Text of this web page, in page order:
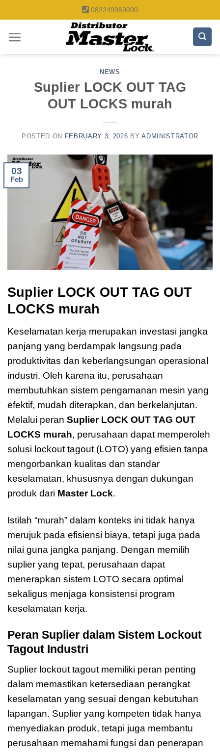
to
content
082249969090
NEWS
Suplier LOCK OUT TAG
OUT LOCKS murah
POSTED ON FEBRUARY 3, 2026 BYADMINISTRATOR
03
Feb
Suplier LOCK OUT TAG OUT
LOCKS murah
Keselamatan kerja merupakan investasi jangka
panjang yang berdampak langsung pada
produktivitas dan keberlangsungan operasional
industri. Oleh karena itu, perusahaan
membutuhkan sistem pengamanan mesin yang
efektif, mudah diterapkan, dan berkelanjutan.
Melalui peran Suplier LOCK OUT TAG OUT
LOCKS murah, perusahaan dapat memperoleh
solusi lockout tagout (LOTO) yang efisien tanpa
mengorbankan kualitas dan standar
keselamatan, khususnya dengan dukungan
produk dari Master Lock.
Istilah “murah” dalam konteks ini tidak hanya
merujuk pada efisiensi biaya, tetapi juga pada
nilai guna jangka panjang. Dengan memilih
suplier yang tepat, perusahaan dapat
menerapkan sistem LOTO secara optimal
sekaligus menjaga konsistensi program
keselamatan kerja.
Peran Suplier dalam Sistem Lockout
Tagout Industri
Suplier lockout tagout memiliki peran penting
dalam memastikan ketersediaan perangkat
keselamatan yang sesuai dengan kebutuhan
lapangan. Suplier yang kompeten tidak hanya
menyediakan produk, tetapi juga membantu
perusahaan memahami fungsi dan penerapan